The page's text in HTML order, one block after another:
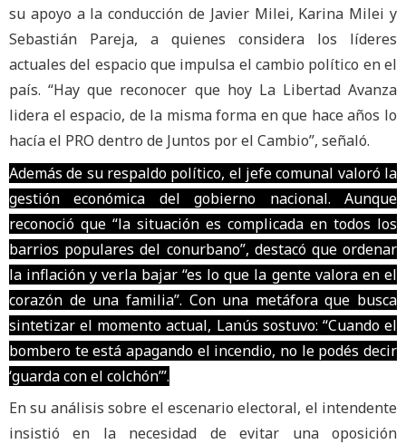
su apoyo a la conducción de Javier Milei, Karina Milei y
Sebastián Pareja, a quienes considera los líderes
actuales del espacio que impulsa el cambio político en el
país. “Hay que reconocer que hoy La Libertad Avanza
lidera el espacio, de la misma forma en que hace años lo
hacía el PRO dentro de Juntos por el Cambio”, señaló.
Además de su respaldo político, el jefe comunal valoró la
gestión económica del gobierno nacional. Aunque
reconoció que “la situación es complicada en todos los
barrios populares del conurbano”, destacó que ordenar
la inflación y verla bajar “es lo que la gente valora en el
corazón de una familia”. Con una metáfora que busca
sintetizar el momento actual, Lanús sostuvo: “Cuando el
bombero te está apagando el incendio, no le podés decir
‘guarda con el colchón’”.
En su análisis sobre el escenario electoral, el intendente
insistió en la necesidad de evitar una oposición